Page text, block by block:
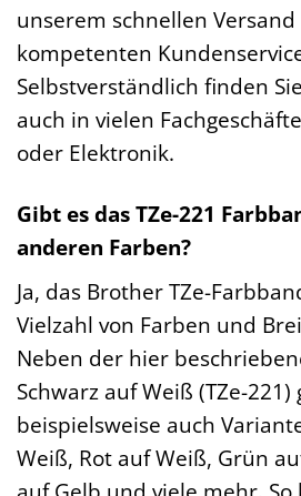
unserem schnellen
kompetenten
Selbstverständlich finden
auch in vielen
oder Elektronik.
Gibt es das TZe-221
anderen Farben?
Ja, das Brother TZe-
Vielzahl von Farben und
Neben der hier
Schwarz auf Weiß (TZe-221)
beispielsweise auch
Weiß, Rot auf Weiß, Grün